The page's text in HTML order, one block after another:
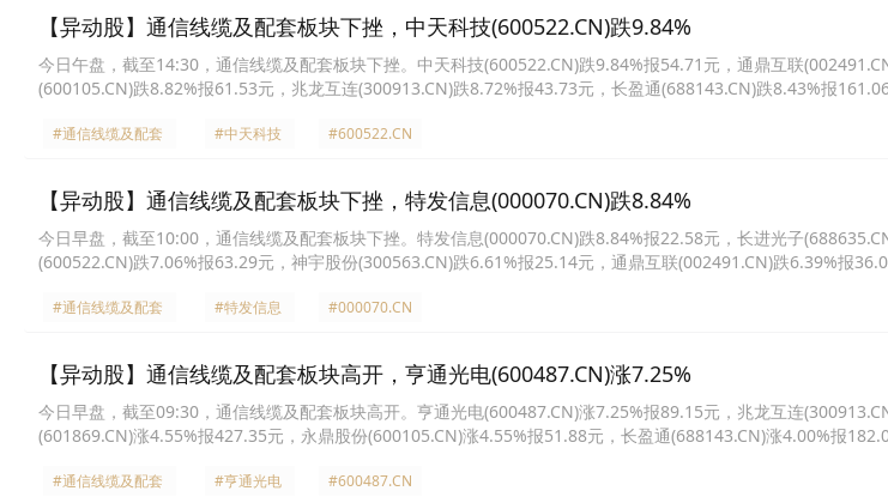
【异动股】通信线缆及配套板块下挫，中天科技(600522.CN)跌9.84%
今日午盘，截至14:30，通信线缆及配套板块下挫。中天科技(600522.CN)跌9.84%报54.71元，通鼎互联
(600105.CN)跌8.82%报61.53元，兆龙互连(300913.CN)跌8.72%报43.73元，长盈通(688143.CN)跌8.43%报
#通信线缆及配套 #中天科技 #600522.CN
【异动股】通信线缆及配套板块下挫，特发信息(000070.CN)跌8.84%
今日早盘，截至10:00，通信线缆及配套板块下挫。特发信息(000070.CN)跌8.84%报22.58元，长进光子
(600522.CN)跌7.06%报63.29元，神宇股份(300563.CN)跌6.61%报25.14元，通鼎互联(002491.CN)跌6.39%报
#通信线缆及配套 #特发信息 #000070.CN
【异动股】通信线缆及配套板块高开，亨通光电(600487.CN)涨7.25%
今日早盘，截至09:30，通信线缆及配套板块高开。亨通光电(600487.CN)涨7.25%报89.15元，兆龙互连
(601869.CN)涨4.55%报427.35元，永鼎股份(600105.CN)涨4.55%报51.88元，长盈通(688143.CN)涨4.00%报
#通信线缆及配套 #亨通光电 #600487.CN